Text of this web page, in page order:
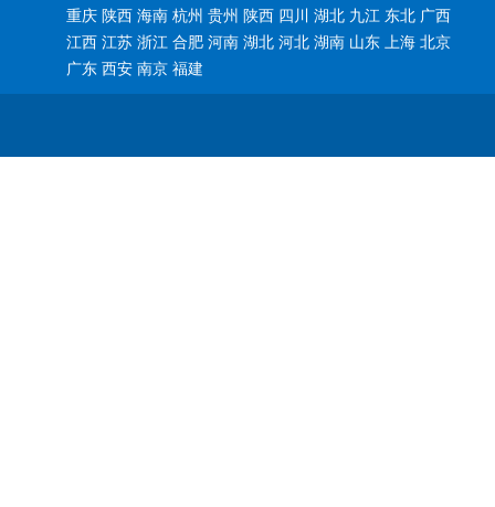
重庆 陕西 海南 杭州 贵州 陕西 四川 湖北 九江 东北 广西
江西 江苏 浙江 合肥 河南 湖北 河北 湖南 山东 上海 北京
广东 西安 南京 福建